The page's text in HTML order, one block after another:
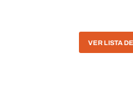
VER LISTA